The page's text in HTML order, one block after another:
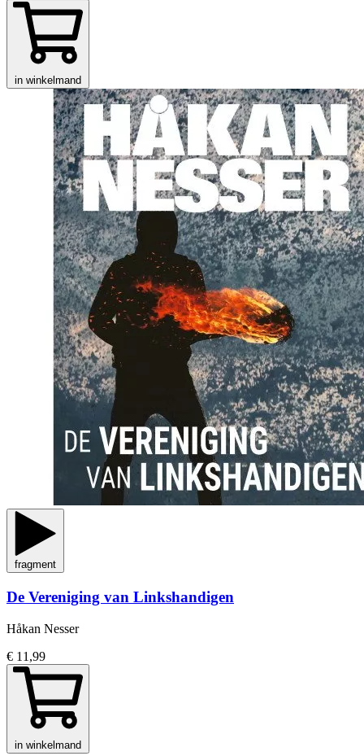
in winkelmand
fragment
De Vereniging van Linkshandigen
Håkan Nesser
€ 11,99
in winkelmand